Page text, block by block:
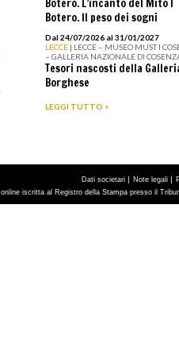
Botero. L’incanto del Mito I
Botero. Il peso dei sogni
Dal 24/07/2026 al 31/01/2027
LECCE | LECCE – MUSEO MUST I
– GALLERIA NAZIONALE DI
Tesori nascosti della
Borghese
LEGGI TUTTO >
Dati societari | Note legali |
iscritta al Registro della Stampa presso il